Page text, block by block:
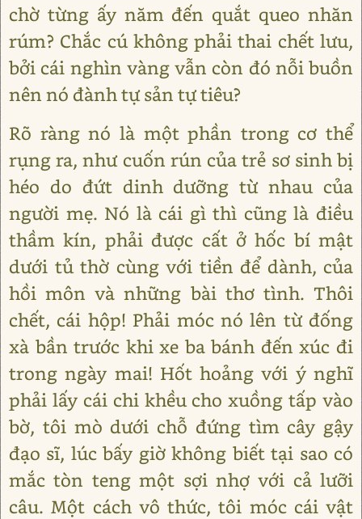
chờ từng ấy năm đến quắt queo nhăn
rúm? Chắc cú không phải thai chết lưu,
bởi cái nghìn vàng vẫn còn đó nỗi buồn
nên nó đành tự sản tự tiêu?
Rõ ràng nó là một phần trong cơ thể
rụng ra, như cuốn rún của trẻ sơ sinh bị
héo do đứt dinh dưỡng từ nhau của
người mẹ. Nó là cái gì thì cũng là điều
thầm kín, phải được cất ở hốc bí mật
dưới tủ thờ cùng với tiền để dành, của
hồi môn và những bài thơ tình. Thôi
chết, cái hộp! Phải móc nó lên từ đống
xà bần trước khi xe ba bánh đến xúc đi
trong ngày mai! Hốt hoảng với ý nghĩ
phải lấy cái chi khều cho xuồng tấp vào
bờ, tôi mò dưới chỗ đứng tìm cây gậy
đạo sĩ, lúc bấy giờ không biết tại sao có
mắc tòn teng một sợi nhợ với cả lưỡi
câu. Một cách vô thức, tôi móc cái vật